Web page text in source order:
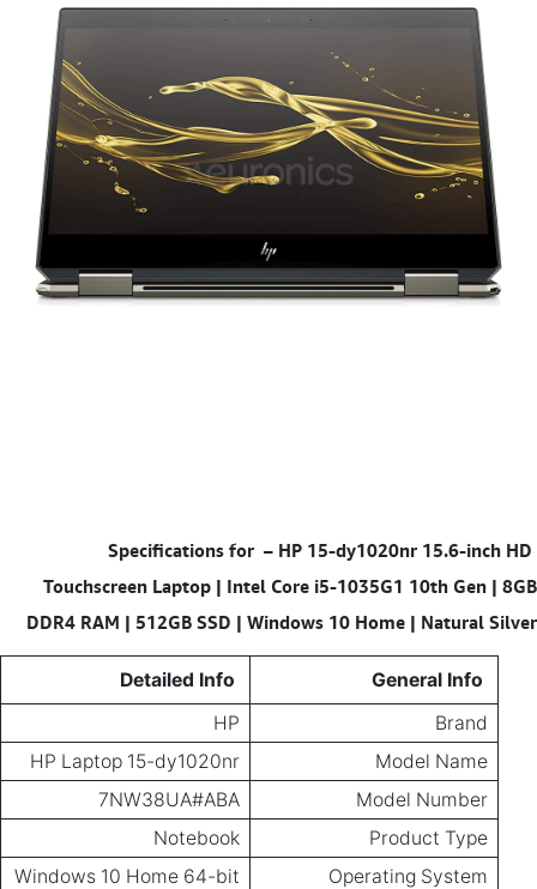
– HP 15-dy1020nr 15.6-inch HD
Touchscreen Laptop | Intel Core i5-1035G1 10th Gen | 8GB
DDR4 RAM | 512GB SSD | Windows 10 Home | Natural Silver
General Info
Detailed Info
Brand
HP
Model Name
HP Laptop 15-dy1020nr
Model Number
7NW38UA#ABA
Product Type
Notebook
Operating System
Windows 10 Home 64-bit